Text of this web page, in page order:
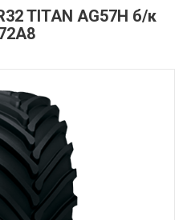
TITAN AG57H б/к